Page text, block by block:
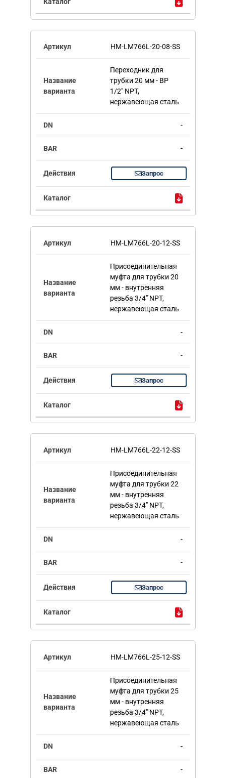
HM-LM766L-20-08-SS
Переходник для
трубки 20 мм - ВР
1/2" NPT,
нержавеющая сталь
-
-
Запрос
HM-LM766L-20-12-SS
Присоединительная
муфта для трубки 20
мм - внутренняя
резьба 3/4" NPT,
нержавеющая сталь
-
-
Запрос
HM-LM766L-22-12-SS
Присоединительная
муфта для трубки 22
мм - внутренняя
резьба 3/4" NPT,
нержавеющая сталь
-
-
Запрос
HM-LM766L-25-12-SS
Присоединительная
муфта для трубки 25
мм - внутренняя
резьба 3/4" NPT,
нержавеющая сталь
-
-